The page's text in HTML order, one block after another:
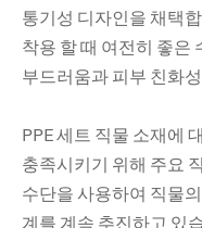
통기성 디자인을 채택
착용 할 때 여전히 좋은
부드러움과 피부 친화
PPE 세트 직물 소재에
충족시키기 위해 주요
수단을 사용하여 직물
계를 계속 추진하고 있